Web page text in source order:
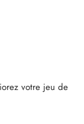
votre jeu de